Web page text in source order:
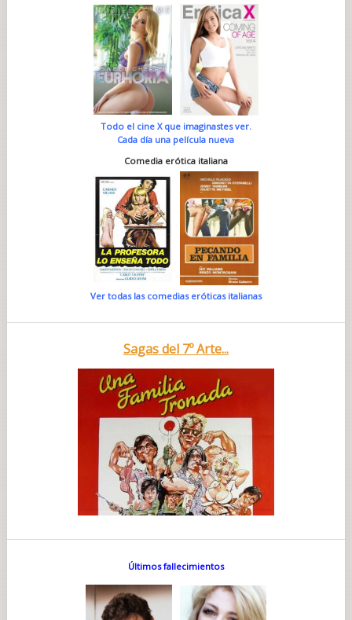
Todo el cine X que imaginastes ver.
Cada día una película nueva
Comedia erótica italiana
Ver todas las comedias eróticas italianas
Sagas del 7º Arte...
Últimos fallecimientos